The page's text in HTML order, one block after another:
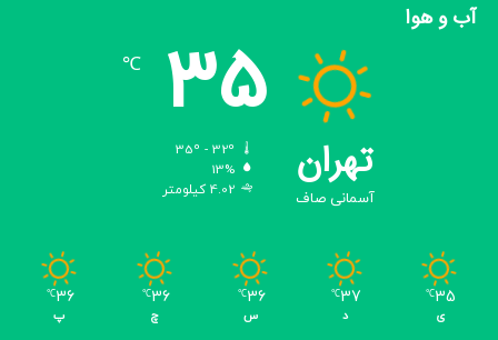
آب و هوا
تهران
آسمانی صاف
35
℃
13%
4.02 کیلومتر
35
℃
ی
37
℃
د
36
℃
س
36
℃
چ
36
℃
پ